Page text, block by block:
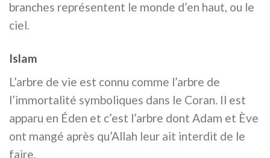
branches représentent le monde d’en haut, ou le
ciel.
Islam
L’arbre de vie est connu comme l’arbre de
l’immortalité symboliques dans le Coran. Il est
apparu en Éden et c’est l’arbre dont Adam et Ève
ont mangé après qu’Allah leur ait interdit de le
faire.